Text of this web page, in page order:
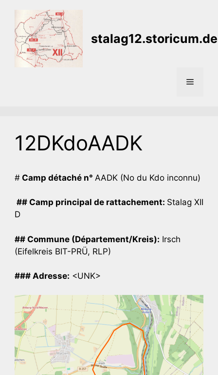
contenu
stalag12.storicum.de
Menu
12DKdoAADK
# Camp détaché n° AADK (No du Kdo inconnu)
## Camp principal de rattachement: Stalag XII
D
## Commune (Département/Kreis): Irsch
(Eifelkreis BIT-PRÜ, RLP)
### Adresse: <UNK>